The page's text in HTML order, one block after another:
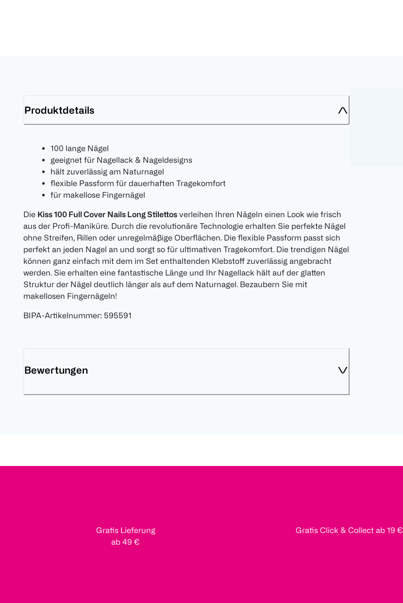
Produktdetails
100 lange Nägel
geeignet für Nagellack & Nageldesigns
hält zuverlässig am Naturnagel
flexible Passform für dauerhaften Tragekomfort
für makellose Fingernägel
Die Kiss 100 Full Cover Nails Long Stilettos verleihen Ihren Nägeln einen Look wie frisch
aus der Profi-Maniküre. Durch die revolutionäre Technologie erhalten Sie perfekte Nägel
ohne Streifen, Rillen oder unregelmäßige Oberflächen. Die flexible Passform passt sich
perfekt an jeden Nagel an und sorgt so für ultimativen Tragekomfort. Die trendigen Nägel
können ganz einfach mit dem im Set enthaltenden Klebstoff zuverlässig angebracht
werden. Sie erhalten eine fantastische Länge und Ihr Nagellack hält auf der glatten
Struktur der Nägel deutlich länger als auf dem Naturnagel. Bezaubern Sie mit
makellosen Fingernägeln!
BIPA-Artikelnummer: 595591
Bewertungen
Gratis Lieferung
ab 49 €
Gratis Click & Collect ab 19 €